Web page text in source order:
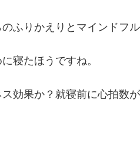
ふりかえりとマインドフル
寝たほうですね。
効果か？就寝前に心拍数